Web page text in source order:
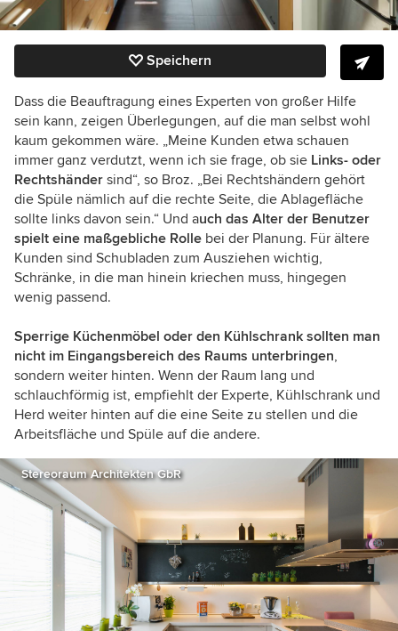
Speichern
Dass die Beauftragung eines Experten von großer Hilfe
sein kann, zeigen Überlegungen, auf die man selbst wohl
kaum gekommen wäre. „Meine Kunden etwa schauen
immer ganz verdutzt, wenn ich sie frage, ob sie Links- oder
Rechtshänder sind“, so Broz. „Bei Rechtshändern gehört
die Spüle nämlich auf die rechte Seite, die Ablagefläche
sollte links davon sein.“ Und auch das Alter der Benutzer
spielt eine maßgebliche Rolle bei der Planung. Für ältere
Kunden sind Schubladen zum Ausziehen wichtig,
Schränke, in die man hinein kriechen muss, hingegen
wenig passend.
Sperrige Küchenmöbel oder den Kühlschrank sollten man
nicht im Eingangsbereich des Raums unterbringen,
sondern weiter hinten. Wenn der Raum lang und
schlauchförmig ist, empfiehlt der Experte, Kühlschrank und
Herd weiter hinten auf die eine Seite zu stellen und die
Arbeitsfläche und Spüle auf die andere.
Stereoraum Architekten GbR